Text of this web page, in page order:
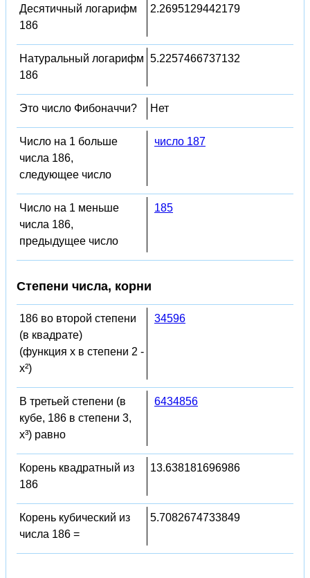
Десятичный логарифм
186
2.2695129442179
Натуральный логарифм
186
5.2257466737132
Это число Фибоначчи? Нет
Число на 1 больше
числа 186,
следующее число
число 187
Число на 1 меньше
числа 186,
предыдущее число
185
Степени числа, корни
186 во второй степени
(в квадрате)
(функция x в степени 2 -
x²)
34596
В третьей степени (в
кубе, 186 в степени 3,
x³) равно
6434856
Корень квадратный из
186
13.638181696986
Корень кубический из
числа 186 =
5.7082674733849